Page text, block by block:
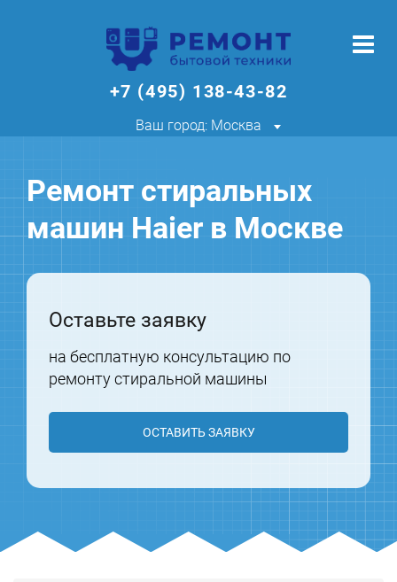
+7 (495) 138-43-82
Ваш город: Москва
Ремонт стиральных
машин Haier в Москве
Оставьте заявку
на бесплатную консультацию по
ремонту стиральной машины
ОСТАВИТЬ ЗАЯВКУ